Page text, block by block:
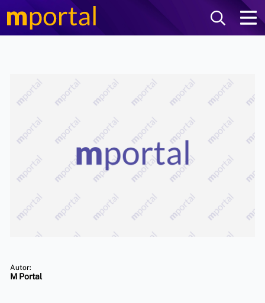
Autor:
M Portal